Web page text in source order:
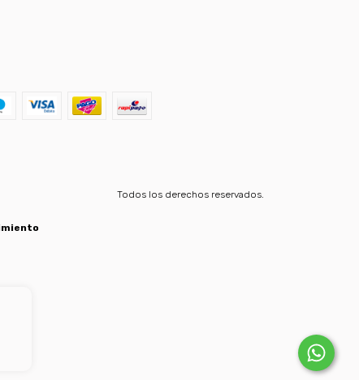
Todos los derechos reservados.